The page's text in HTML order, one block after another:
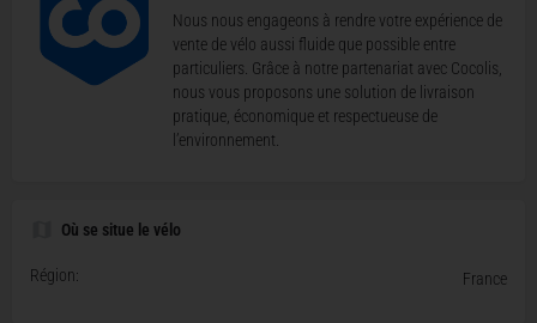
Nous nous engageons à rendre votre expérience de
vente de vélo aussi fluide que possible entre
particuliers. Grâce à notre partenariat avec Cocolis,
nous vous proposons une solution de livraison
pratique, économique et respectueuse de
l’environnement.
Où se situe le vélo
Région: France